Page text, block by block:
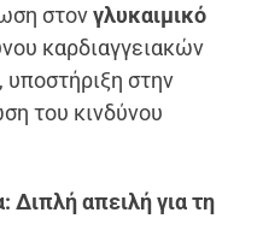
στονγλυκαιμικό
καρδιαγγειακών
στην
του κινδύνου
Διπλή απειλή για τη